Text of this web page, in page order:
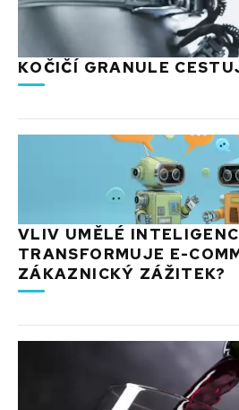
KOČIČÍ GRANULE
VLIV UMĚLÉ
TRANSFORMUJE E-
ZÁKAZNICKÝ ZÁŽITEK?